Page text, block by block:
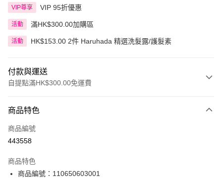
VIP尊享 VIP 95折優惠
活動 滿HK$300.00加購區
活動 HK$153.00 2件 Haruhada 精選洗髮露/護髮素
付款與運送
自提點滿HK$300.00免運費
信用卡
Apple Pay
PayMe
商品特色
商品編號
443558
商品特色
商品編號：110650603001